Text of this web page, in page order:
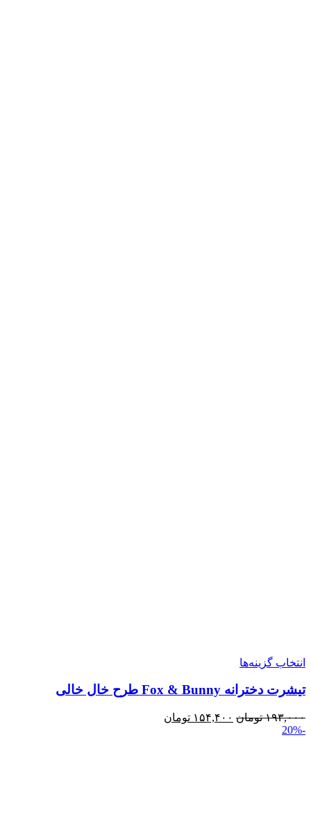
انتخاب گزینه‌ها
تیشرت دخترانه Fox & Bunny طرح خال‌ خالی
۱۹۳,۰۰۰ تومان ۱۵۴,۴۰۰ تومان
-20%